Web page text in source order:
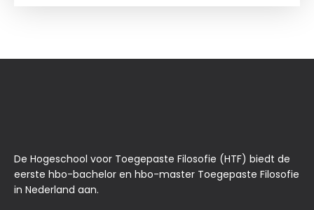
De Hogeschool voor Toegepaste Filosofie (HTF) biedt de
eerste hbo-bachelor en hbo-master Toegepaste Filosofie
in Nederland aan.